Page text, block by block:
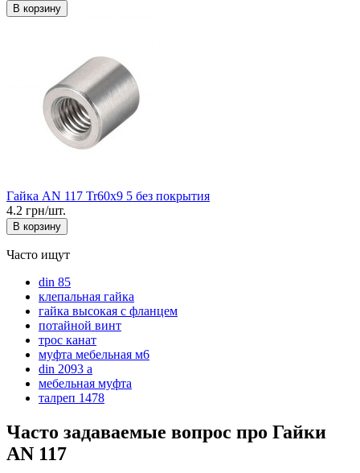
В корзину
Гайка AN 117 Tr60x9 5 без покрытия
4.2 грн/шт.
В корзину
Часто ищут
din 85
клепальная гайка
гайка высокая с фланцем
потайной винт
трос канат
муфта мебельная м6
din 2093 a
мебельная муфта
талреп 1478
Часто задаваемые вопрос про Гайки
AN 117